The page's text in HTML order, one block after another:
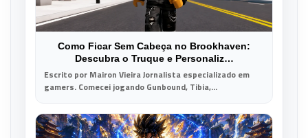
Como Ficar Sem Cabeça no Brookhaven:
Descubra o Truque e Personaliz…
Escrito por Mairon Vieira Jornalista especializado em
gamers. Comecei jogando Gunbound, Tibia,...